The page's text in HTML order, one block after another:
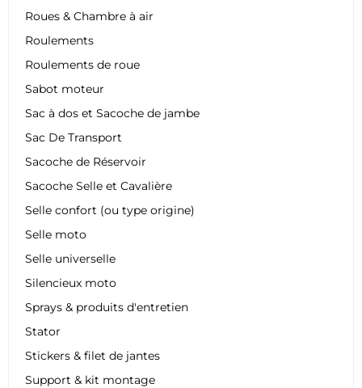
Roues & Chambre à air
Roulements
Roulements de roue
Sabot moteur
Sac à dos et Sacoche de jambe
Sac De Transport
Sacoche de Réservoir
Sacoche Selle et Cavalière
Selle confort (ou type origine)
Selle moto
Selle universelle
Silencieux moto
Sprays & produits d'entretien
Stator
Stickers & filet de jantes
Support & kit montage